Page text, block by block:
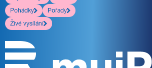
Pohádky
Pořady
Živé vysílání